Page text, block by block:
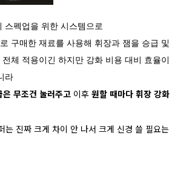
스펙업을 위한 시스템으로
구매한 재료를 사용해 휘장과 잼을 승급 및
전체 적용이긴 하지만 강화 비용 대비 효율이
라
무조건 눌러주고 이후 원할 때마다 휘장 강화
는 진짜 크게 차이 안 나서 크게 신경 쓸 필요는